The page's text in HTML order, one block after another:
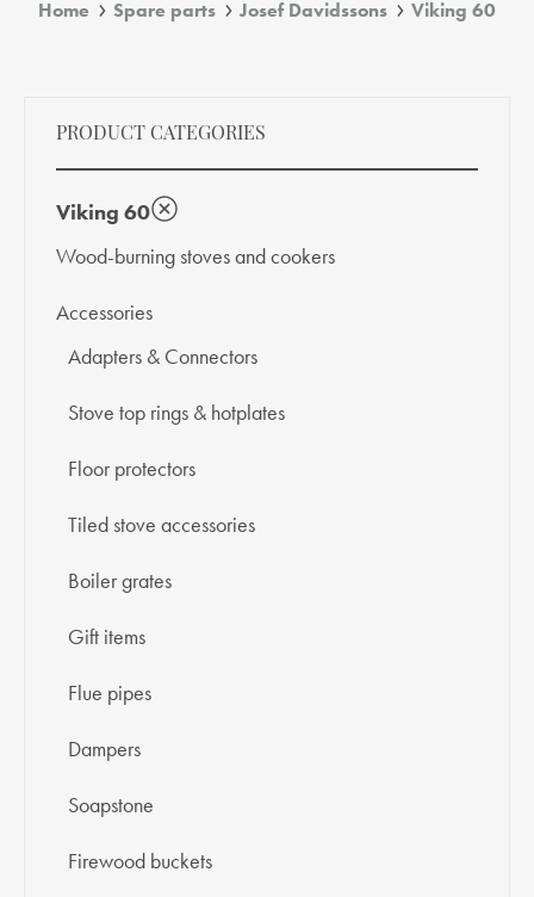
Home Spare parts Josef Davidssons Viking 60
PRODUCT CATEGORIES
Viking 60
Wood-burning stoves and cookers
Accessories
Adapters & Connectors
Stove top rings & hotplates
Floor protectors
Tiled stove accessories
Boiler grates
Gift items
Flue pipes
Dampers
Soapstone
Firewood buckets